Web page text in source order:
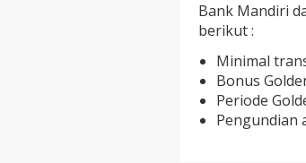
Bank Mandiri
berikut :
Minimal
Bonus
Periode
Pengundian